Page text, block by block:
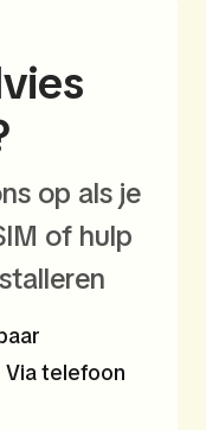
op als je
of hulp
Via telefoon